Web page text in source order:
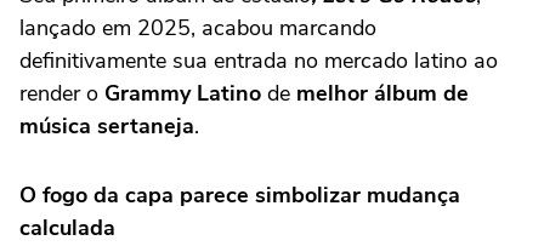
lançado em 2025, acabou marcando
definitivamente sua entrada no mercado latino ao
render o Grammy Latino de melhor álbum de
música sertaneja.
O fogo da capa parece simbolizar mudança
calculada